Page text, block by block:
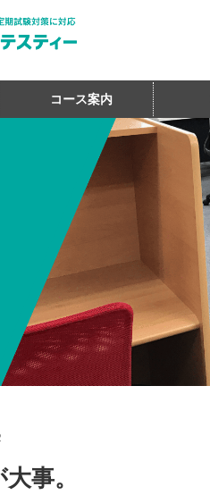
コース案内
事。